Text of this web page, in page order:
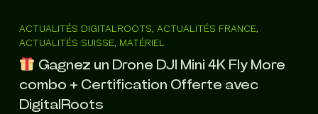
ACTUALITÉS DIGITALROOTS, ACTUALITÉS FRANCE,
ACTUALITÉS SUISSE, MATÉRIEL
Gagnez un Drone DJI Mini 4K Fly More
combo + Certification Offerte avec
DigitalRoots